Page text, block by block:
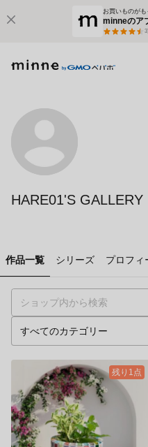
お買いものが
minneのア
3
HARE01'S GALLERY
作品一覧 シリーズ プロフィ
残り1点